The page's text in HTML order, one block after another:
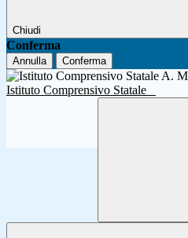
Chiudi
Conferma
Annulla Conferma
Istituto Comprensivo Statale